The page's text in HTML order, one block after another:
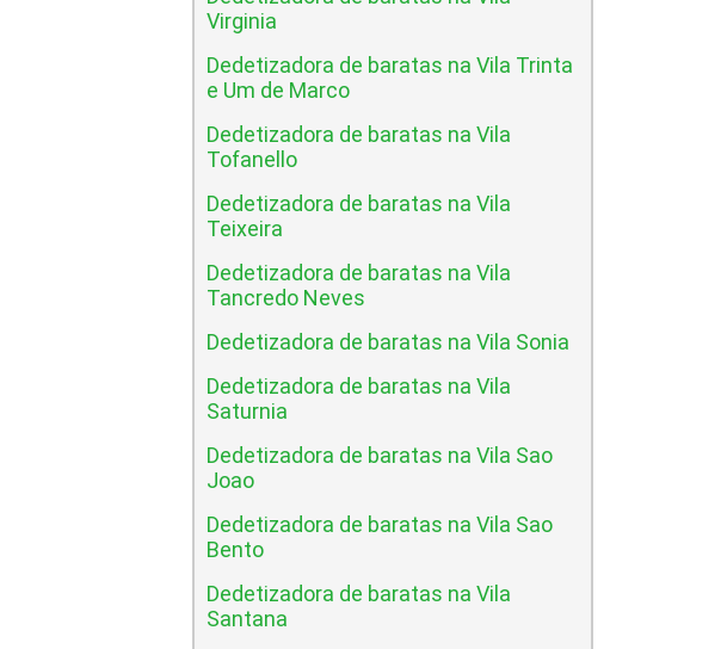
Virginia
Dedetizadora de baratas na Vila Trinta
e Um de Marco
Dedetizadora de baratas na Vila
Tofanello
Dedetizadora de baratas na Vila
Teixeira
Dedetizadora de baratas na Vila
Tancredo Neves
Dedetizadora de baratas na Vila Sonia
Dedetizadora de baratas na Vila
Saturnia
Dedetizadora de baratas na Vila Sao
Joao
Dedetizadora de baratas na Vila Sao
Bento
Dedetizadora de baratas na Vila
Santana